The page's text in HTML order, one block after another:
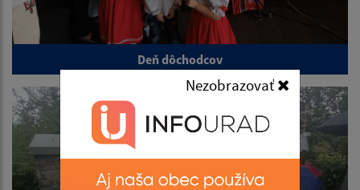
Nezobrazovať
Deň dôchodcov